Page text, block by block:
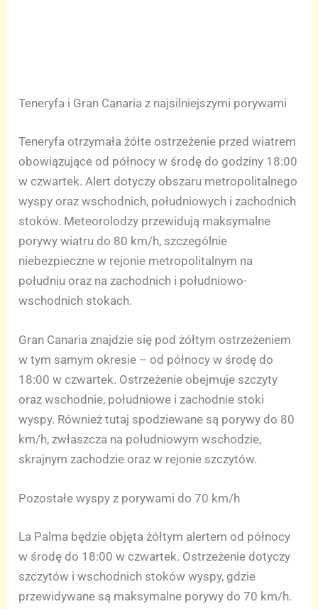
Teneryfa i Gran Canaria z najsilniejszymi porywami
Teneryfa otrzymała żółte ostrzeżenie przed wiatrem
obowiązujące od północy w środę do godziny 18:00
w czwartek. Alert dotyczy obszaru metropolitalnego
wyspy oraz wschodnich, południowych i zachodnich
stoków. Meteorolodzy przewidują maksymalne
porywy wiatru do 80 km/h, szczególnie
niebezpieczne w rejonie metropolitalnym na
południu oraz na zachodnich i południowo-
wschodnich stokach.
Gran Canaria znajdzie się pod żółtym ostrzeżeniem
w tym samym okresie – od północy w środę do
18:00 w czwartek. Ostrzeżenie obejmuje szczyty
oraz wschodnie, południowe i zachodnie stoki
wyspy. Również tutaj spodziewane są porywy do 80
km/h, zwłaszcza na południowym wschodzie,
skrajnym zachodzie oraz w rejonie szczytów.
Pozostałe wyspy z porywami do 70 km/h
La Palma będzie objęta żółtym alertem od północy
w środę do 18:00 w czwartek. Ostrzeżenie dotyczy
szczytów i wschodnich stoków wyspy, gdzie
przewidywane są maksymalne porywy do 70 km/h.